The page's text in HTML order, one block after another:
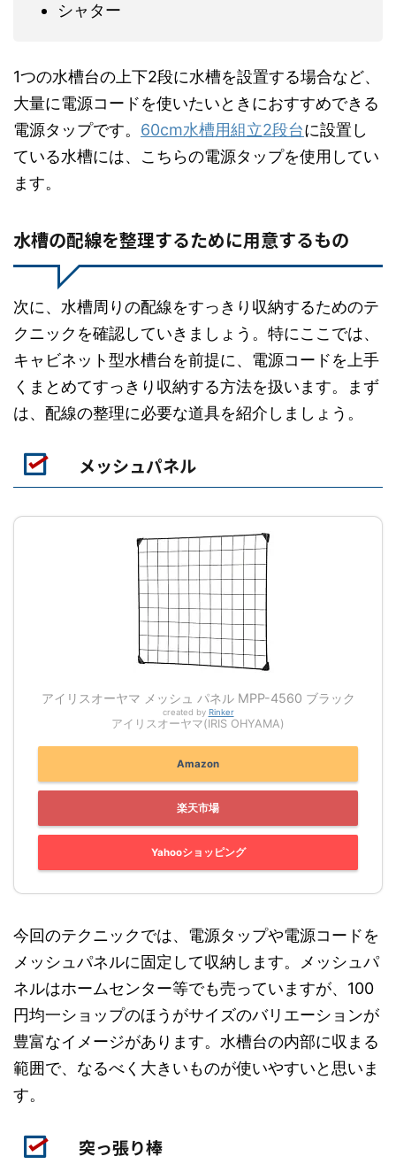
シャター
1つの水槽台の上下2段に水槽を設置する場合など、
大量に電源コードを使いたいときにおすすめできる
電源タップです。 60cm水槽用組立2段台に設置し
ている水槽には、こちらの電源タップを使用してい
ます。
水槽の配線を整理するために用意するもの
次に、水槽周りの配線をすっきり収納するためのテ
クニックを確認していきましょう。特にここでは、
キャビネット型水槽台を前提に、電源コードを上手
くまとめてすっきり収納する方法を扱います。まず
は、配線の整理に必要な道具を紹介しましょう。
メッシュパネル
アイリスオーヤマ メッシュ パネル MPP-4560 ブラック
created by Rinker
アイリスオーヤマ(IRIS OHYAMA)
Amazon
楽天市場
Yahooショッピング
今回のテクニックでは、電源タップや電源コードを
メッシュパネルに固定して収納します。メッシュパ
ネルはホームセンター等でも売っていますが、100
円均一ショップのほうがサイズのバリエーションが
豊富なイメージがあります。水槽台の内部に収まる
範囲で、なるべく大きいものが使いやすいと思いま
す。
突っ張り棒